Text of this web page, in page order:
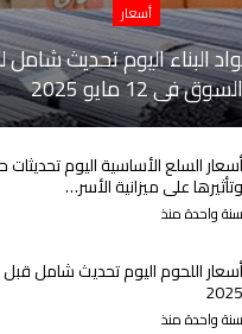
أسعار
البناء اليوم تحديث شامل
السوق في 12 مايو 2025
أسعار السلع الأساسية اليوم
وتأثيرها على ميزانية الأسر…
سنة واحدة منذ
أسعار اللحوم اليوم تحديث شامل
2025
سنة واحدة منذ